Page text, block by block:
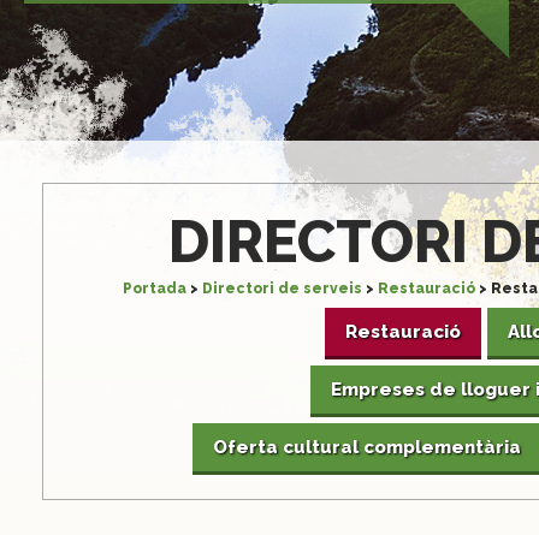
S'està treballant per restablir la normalitat.
DIRECTORI
Portada > Directori de serveis > Restauració >
Restauració
Empreses de lloguer
Oferta cultural complementària